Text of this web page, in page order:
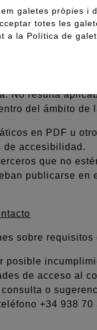
enlaces cuyo
un idioma
Nombre,
puntuales de
No resulta
del ámbito
en PDF u
de accesibilidad.
que no
publicarse en
sobre
posible
de acceso al
o
+34 938
galetes pròpies i
totes les
a la Política de